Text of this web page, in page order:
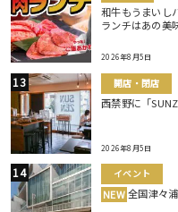
和牛もうまいし
ランチはあの美
2026年8月5日
開店・閉店
西禁野に「
2026年8月5日
イベント
NEW 全国津々